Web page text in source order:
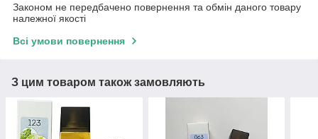
Законом не передбачено повернення та обмін даного товару
належної якості
Всі умови повернення
З цим товаром також замовляють